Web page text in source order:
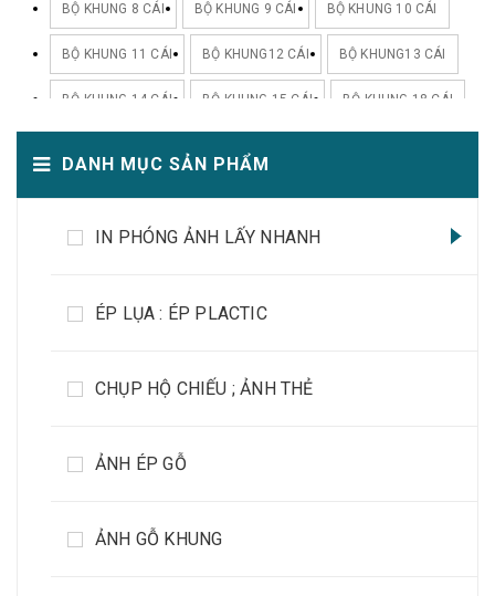
BỘ KHUNG 8 CÁI BỘ KHUNG 9 CÁI BỘ KHUNG 10 CÁI
BỘ KHUNG 11 CÁI BỘ KHUNG12 CÁI BỘ KHUNG13 CÁI
BỘ KHUNG 14 CÁI BỘ KHUNG 15 CÁI BỘ KHUNG 18 CÁI
DANH MỤC SẢN PHẨM
IN PHÓNG ẢNH LẤY NHANH
ÉP LỤA : ÉP PLACTIC
CHỤP HỘ CHIẾU ; ẢNH THẺ
ẢNH ÉP GỖ
ẢNH GỖ KHUNG